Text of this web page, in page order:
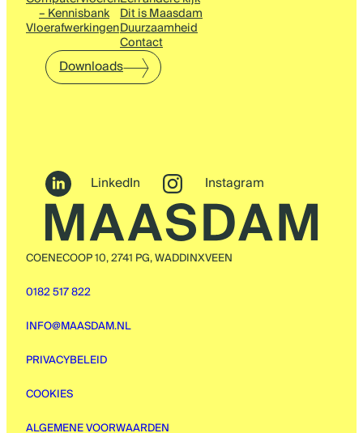
– Kennisbank
Vloerafwerkingen
Dit is Maasdam
Duurzaamheid
Contact
Downloads
LinkedIn Instagram
COENECOOP 10, 2741 PG, WADDINXVEEN
0182 517 822
INFO@MAASDAM.NL
PRIVACYBELEID
COOKIES
ALGEMENE VOORWAARDEN